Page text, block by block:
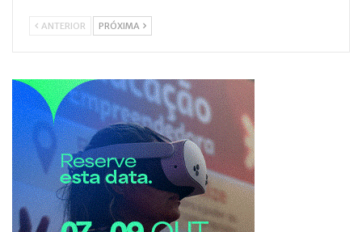
ANTERIOR PRÓXIMA